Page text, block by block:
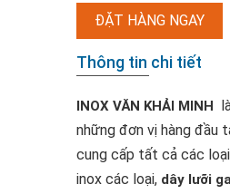
ĐẶT HÀNG NGAY
Thông tin chi tiết
INOX VĂN KHẢI MINH
những đơn vị hàng đầu
cung cấp tất cả các
inox các loại, dây lưỡi